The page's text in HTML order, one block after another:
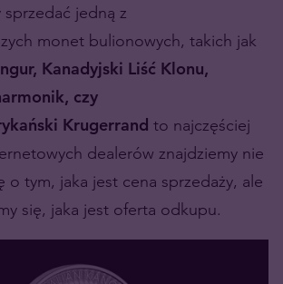
jedną z
monet bulionowych, takich jak
Kanadyjski Liść Klonu,
czy
Krugerrand to najczęściej
dealerów znajdziemy nie
o tym, jaka jest cena sprzedaży, ale
się, jaka jest oferta odkupu.